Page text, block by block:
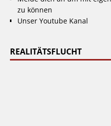
zu können
Unser Youtube Kanal
REALITÄTSFLUCHT